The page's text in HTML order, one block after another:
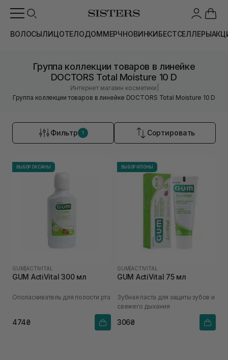
ВОЛОСЫЛИЦОТЕЛОДОММЕРЧНОВИНКИБЕСТСЕЛЛЕРЫ
Группа коллекции товаров в линейке
DOCTORS Total Moisture 10 D
Интернет магазин косметики
Группа коллекции товаров в линейке DOCTORS Total Moisture 10 D
Фильтр 1 Сортировать
ВЫБОР ОКСАНЫ
GUM ACTIVITAL
GUM ActiVital 300 мл
Ополаскиватель для полости рта
474₴
ВЫБОР ИЛОНЫ
GUM ACTIVITAL
GUM ActiVital 75 мл
Зубная паста для защиты зубов и
свежего дыхания
306₴